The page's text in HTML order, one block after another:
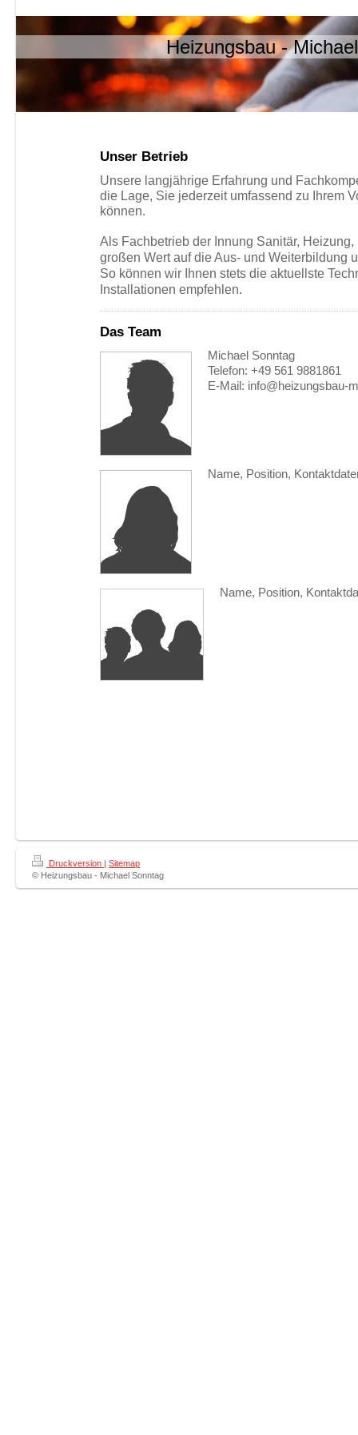
Heizungsbau -
Unser Betrieb
Unsere langjährige Erfahrung und
die Lage, Sie jederzeit umfassend zu Ihrem
können.
Als Fachbetrieb der Innung Sanitär,
großen Wert auf die Aus- und Weiterbildung
So können wir Ihnen stets die aktuellste
Installationen empfehlen.
Das Team
Michael Sonntag
Telefon: +49 561 9881861
E-Mail: info@heizungsbau-
Name, Position,
Name, Position,
Druckversion | Sitemap
© Heizungsbau - Michael Sonntag